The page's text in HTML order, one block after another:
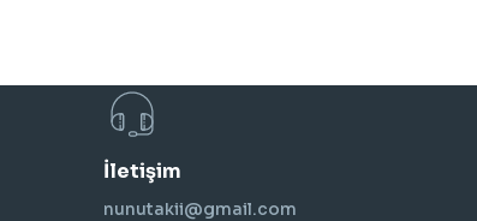
İletişim
nunutakii@gmail.com